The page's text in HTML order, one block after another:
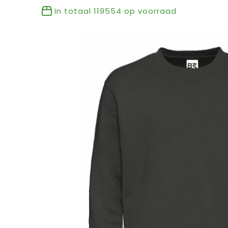
In totaal 119554 op voorraad